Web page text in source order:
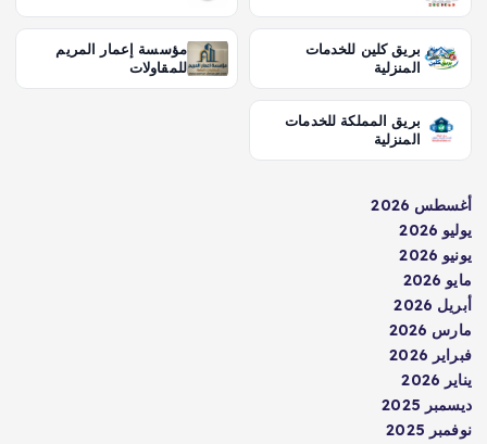
بريق كلين للخدمات
المنزلية
مؤسسة إعمار المريم
للمقاولات
بريق المملكة للخدمات
المنزلية
أغسطس 2026
يوليو 2026
يونيو 2026
مايو 2026
أبريل 2026
مارس 2026
فبراير 2026
يناير 2026
ديسمبر 2025
نوفمبر 2025